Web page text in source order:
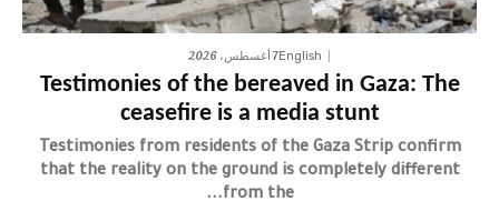
English7 أغسطس، 2026
Testimonies of the bereaved in Gaza: The
ceasefire is a media stunt
Testimonies from residents of the Gaza Strip confirm
that the reality on the ground is completely different
from the...